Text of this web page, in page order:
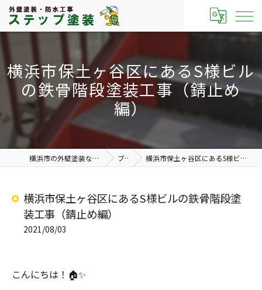
横浜市保土ヶ谷区にあるS様ビル
の鉄骨階段塗装工事（錆止め
編）
横浜市の外壁塗装なら有限会社ステップ塗装 ブログ 横浜市保土ヶ谷区にあるS様ビルの鉄骨階段塗装工事（錆止め編）
横浜市保土ヶ谷区にあるS様ビルの鉄骨階段塗
装工事（錆止め編）
2021/08/03
こんにちは！🏠✨